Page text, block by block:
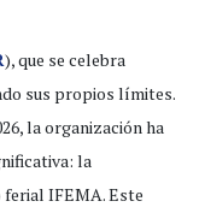
), que se celebra
sus propios límites.
la organización ha
la
IFEMA. Este